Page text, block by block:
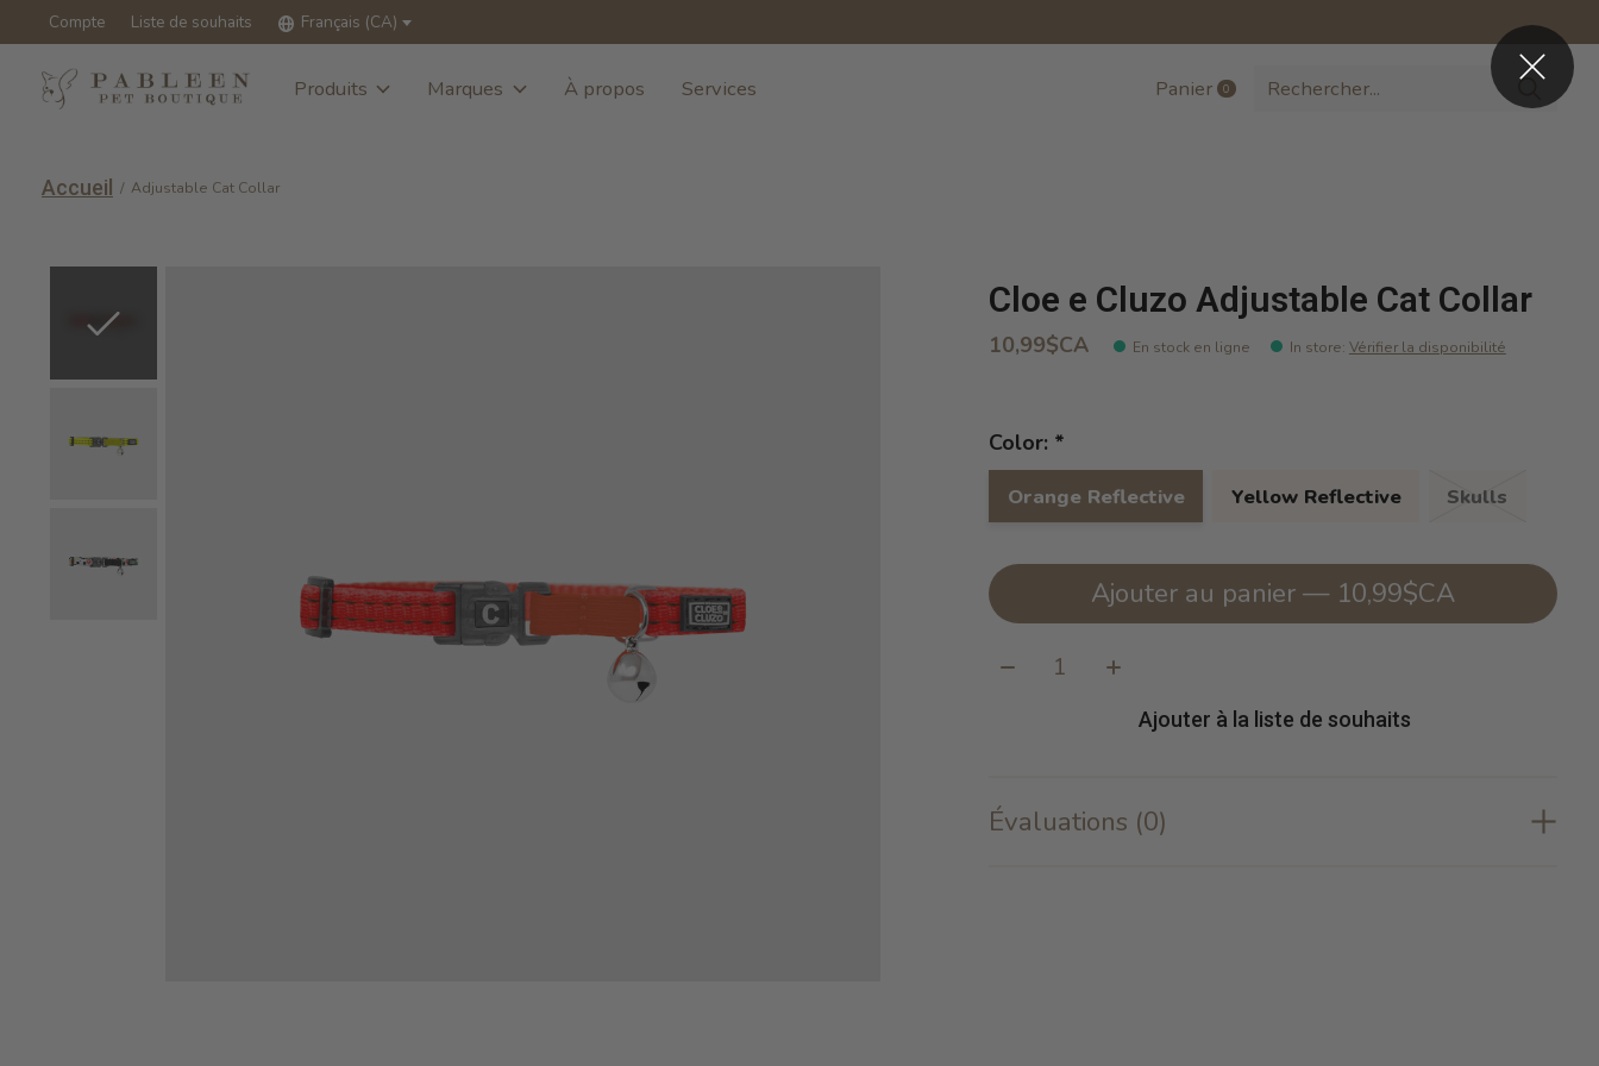
Compte Liste de souhaits Français (CA)
Produits Marques À propos Services Panier 0items
Accueil / Adjustable Cat Collar
Cloe e Cluzo Adjustable Cat Collar
10,99$CA En stock en ligne In store: Vérifier la disponibilité
Color: *
Orange Reflective Yellow Reflective Skulls
Ajouter au panier — 10,99$CA
Quantité:
Ajouter à la liste de souhaits
Évaluations (0)